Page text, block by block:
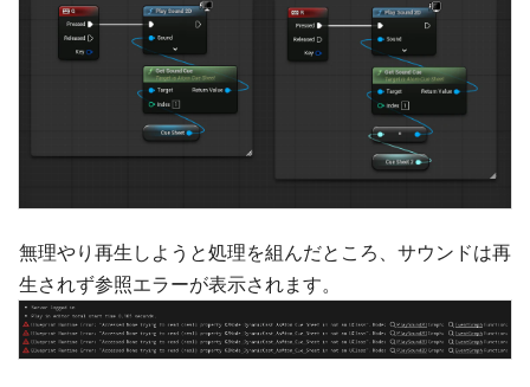
無理やり再生しようと処理を組んだところ、サウンドは再
生されず参照エラーが表示されます。